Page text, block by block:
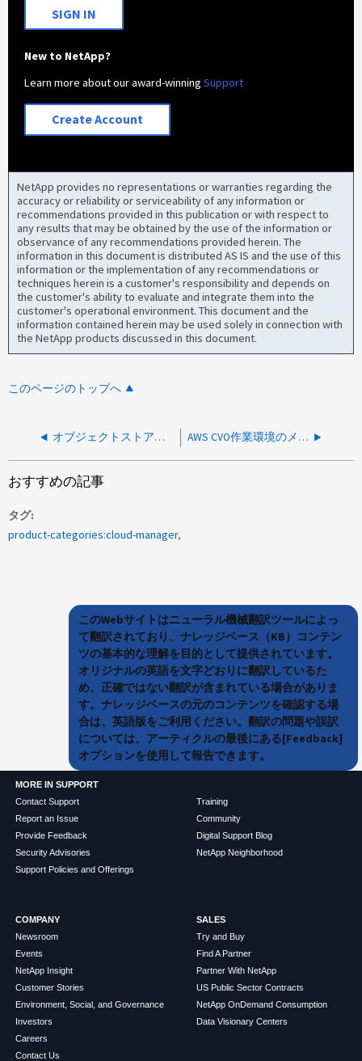
SIGN IN
New to NetApp?
Learn more about our award-winningSupport
Create Account
NetApp provides no representations or warranties regarding the
accuracy or reliability or serviceability of any information or
recommendations provided in this publication or with respect to
any results that may be obtained by the use of the information or
observance of any recommendations provided herein. The
information in this document is distributed AS IS and the use of this
information or the implementation of any recommendations or
techniques herein is a customer's responsibility and depends on
the customer's ability to evaluate and integrate them into the
customer's operational environment. This document and the
information contained herein may be used solely in connection with
the NetApp products discussed in this document.
このページのトップへ
オブジェクトストアが配置されているバックエンド Storage Stamp を識別する方法 AWS CVO作業環境のメディエーターCLIにログインする方法
おすすめの記事
タグ
product-categories:cloud-manager
このWebサイトはニューラル機械翻訳ツールによっ
て翻訳されており、ナレッジベース（KB）コンテン
ツの基本的な理解を目的として提供されています。
オリジナルの英語を文字どおりに翻訳しているた
め、正確ではない翻訳が含まれている場合がありま
す。ナレッジベースの元のコンテンツを確認する場
合は、英語版をご利用ください。翻訳の問題や誤訳
については、アーティクルの最後にある[Feedback]
オプションを使用して報告できます。
MORE IN SUPPORT
Contact Support
Report an Issue
Provide Feedback
Security Advisories
Support Policies and Offerings
Training
Community
Digital Support Blog
NetApp Neighborhood
COMPANY
Newsroom
Events
NetApp Insight
Customer Stories
Environment, Social, and Governance
Investors
Careers
Contact Us
SALES
Try and Buy
Find A Partner
Partner With NetApp
US Public Sector Contracts
NetApp OnDemand Consumption
Data Visionary Centers